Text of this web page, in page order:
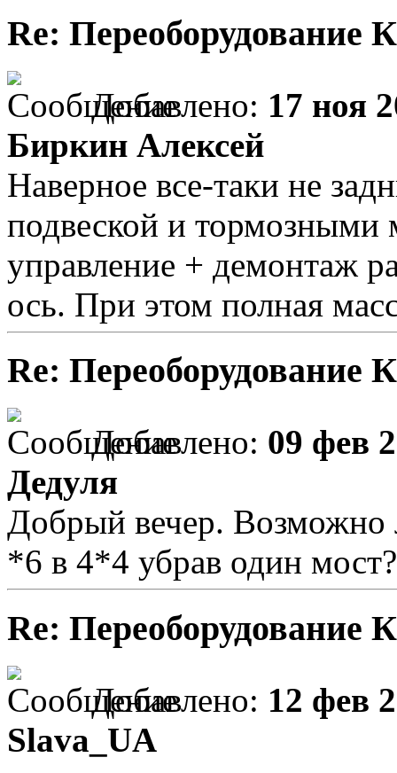
Re: Переоборудование
Добавлено: 17 ноя
Биркин Алексей
Наверное все-таки не
подвеской и тормозными
управление + демонтаж
ось. При этом полная
Re: Переоборудование
Добавлено: 09 фев
Дедуля
Добрый вечер. Возможно
*6 в 4*4 убрав один мост?
Re: Переоборудование
Добавлено: 12 фев
Slava_UA